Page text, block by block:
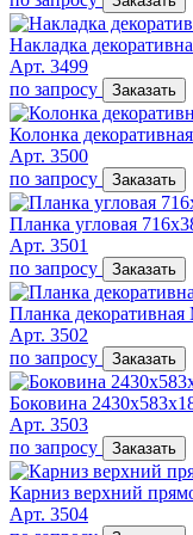
Накладка
Арт. 3499
по запросу
Заказать
Колонка
Арт. 3500
по запросу
Заказать
Планка угловая
Арт. 3501
по запросу
Заказать
Планка
Арт. 3502
по запросу
Заказать
Боковина
Арт. 3503
по запросу
Заказать
Карниз верхний
Арт. 3504